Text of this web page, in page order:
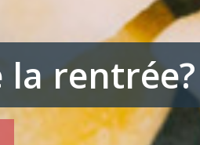
la rentrée?